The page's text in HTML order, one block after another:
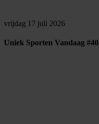
vrijdag 17 juli 2026
Uniek Sporten Vandaag #40